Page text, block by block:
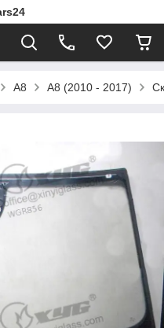
A8 A8 (2010 - 2017)